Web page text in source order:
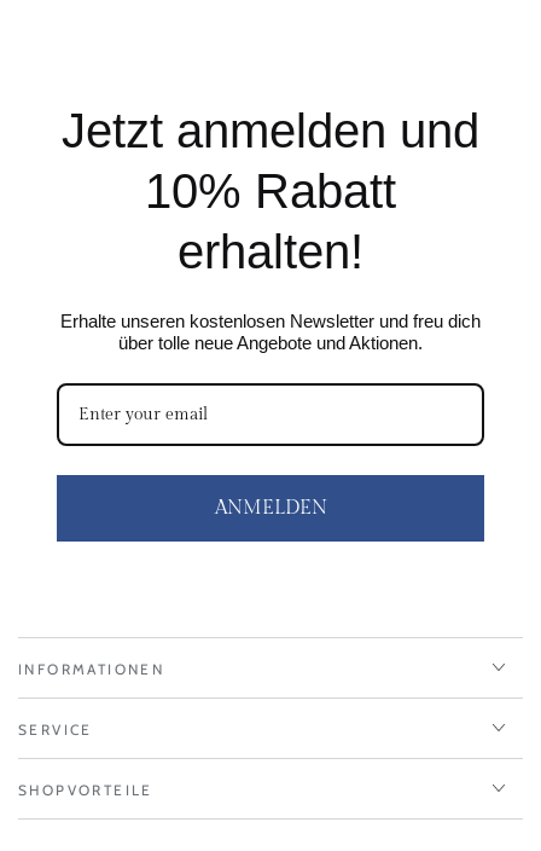
Jetzt anmelden und
10% Rabatt
erhalten!
Erhalte unseren kostenlosen Newsletter und freu dich
über tolle neue Angebote und Aktionen.
ANMELDEN
INFORMATIONEN
SERVICE
SHOPVORTEILE